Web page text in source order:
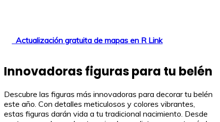
Actualización gratuita de mapas en R Link
Innovadoras figuras para tu belén
Descubre las figuras más innovadoras para decorar tu belén
este año. Con detalles meticulosos y colores vibrantes,
estas figuras darán vida a tu tradicional nacimiento. Desde